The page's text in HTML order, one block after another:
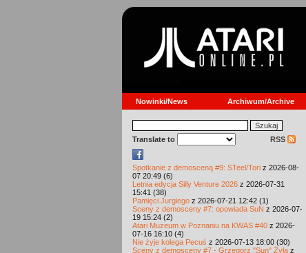
Nowinki/News Archiwum/Archive
Translate to RSS
Spotkanie z demosceną #9: STeel/Tori z 2026-08-
07 20:49 (6)
Letnia edycja Silly Venture 2026 z 2026-07-31
15:41 (38)
Pamięci Jurgiego z 2026-07-21 12:42 (1)
Sceny z demosceny #7: opowiada SuN z 2026-07-
19 15:24 (2)
Atari Muzeum w Poznaniu na KWAS #40 z 2026-
07-16 16:10 (4)
Nie żyje kolega Pecuś z 2026-07-13 18:00 (30)
Sceny z demosceny #7 - Grzegorz "Sun" Żyła z